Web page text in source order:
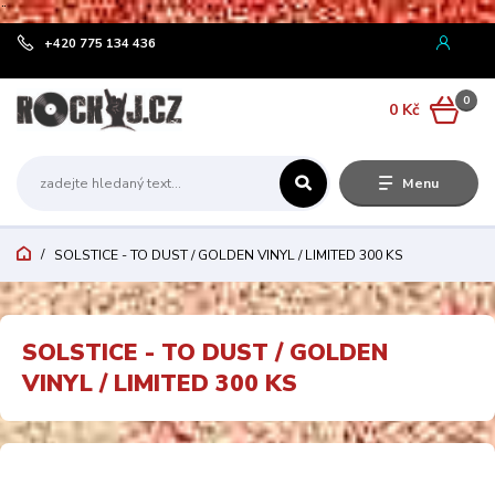
¨
Menu
+420 775 134 436
0
0 Kč
SOLSTICE - TO DUST / GOLDEN VINYL / LIMITED 300 KS
SOLSTICE - TO DUST / GOLDEN
VINYL / LIMITED 300 KS